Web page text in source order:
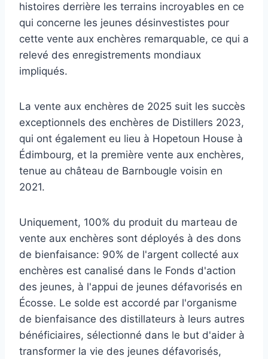
histoires derrière les terrains incroyables en ce
qui concerne les jeunes désinvestistes pour
cette vente aux enchères remarquable, ce qui a
relevé des enregistrements mondiaux
impliqués.
La vente aux enchères de 2025 suit les succès
exceptionnels des enchères de Distillers 2023,
qui ont également eu lieu à Hopetoun House à
Édimbourg, et la première vente aux enchères,
tenue au château de Barnbougle voisin en
2021.
Uniquement, 100% du produit du marteau de
vente aux enchères sont déployés à des dons
de bienfaisance: 90% de l'argent collecté aux
enchères est canalisé dans le Fonds d'action
des jeunes, à l'appui de jeunes défavorisés en
Écosse. Le solde est accordé par l'organisme
de bienfaisance des distillateurs à leurs autres
bénéficiaires, sélectionné dans le but d'aider à
transformer la vie des jeunes défavorisés,